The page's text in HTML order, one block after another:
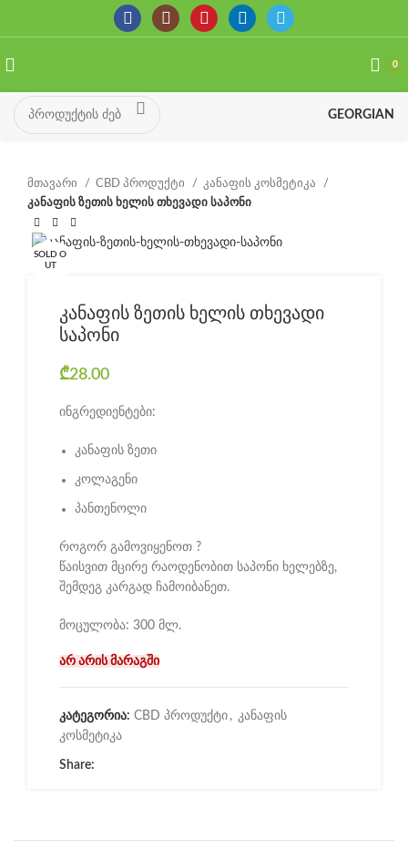
0
GEORGIAN
მთავარი CBD პროდუქტი
კანაფის კოსმეტიკა
კანაფის ზეთის ხელის თხევადი საპონი
SOLD O
UT
კანაფის ზეთის ხელის თხევადი
საპონი
₾28.00
ინგრედიენტები:
კანაფის ზეთი
კოლაგენი
პანთენოლი
როგორ გამოვიყენოთ ?
წაისვით მცირე რაოდენობით საპონი ხელებზე,
შემდეგ კარგად ჩამოიბანეთ.
მოცულობა: 300 მლ.
არ არის მარაგში
კატეგორია: CBD პროდუქტი , კანაფის
კოსმეტიკა
Share: